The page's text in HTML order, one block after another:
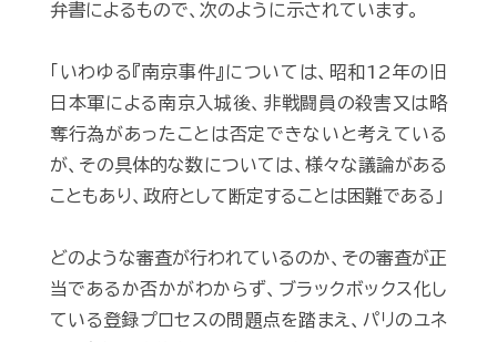
弁書によるもので、次のように示されています。
「いわゆる『南京事件』については、昭和12年の旧
日本軍による南京入城後、非戦闘員の殺害又は略
奪行為があったことは否定できないと考えている
が、その具体的な数については、様々な議論がある
こともあり、政府として断定することは困難である」
どのような審査が行われているのか、その審査が正
当であるか否かがわからず、ブラックボックス化し
ている登録プロセスの問題点を踏まえ、パリのユネ